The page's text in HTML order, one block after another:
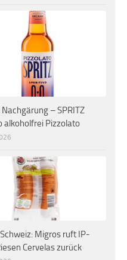
– SPRITZ
alkoholfrei Pizzolato
Migros ruft IP-
Cervelas zurück